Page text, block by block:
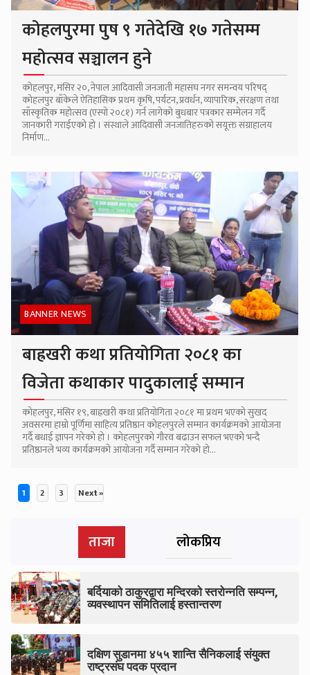
कोहलपुरमा पुष ९ गतेदेखि १७ गतेसम्म
महोत्सव सञ्चालन हुने
कोहलपुर, मंसिर २०, नेपाल आदिवासी जनजाती महासंघ नगर समन्वय परिषद्
कोहलपुर बाँकेले ऐतिहासिक प्रथम कृषि, पर्यटन, प्रवर्धन, व्यापारिक, संरक्षण तथा
साँस्कृतिक महोत्सव (एस्पो २०८१) गर्न लागेको बुधबार पत्रकार सम्मेलन गर्दै
जानकारी गराईएको हो । संस्थाले आदिवासी जनजातिहरुको सयूक्त संग्राहालय
निर्माण...
BANNER NEWS
बाह्रखरी कथा प्रतियोगिता २०८१ का
विजेता कथाकार पादुकालाई सम्मान
कोहलपुर, मंसिर १९, बाह्रखरी कथा प्रतियोगिता २०८१ मा प्रथम भएको सुखद
अवसरमा हाम्रो पूर्णिमा साहित्य प्रतिष्ठान कोहलपुरले सम्मान कार्यक्रमको आयोजना
गर्दै बधाई ज्ञापन गरेको हो । कोहलपुरको गौरव बढाउन सफल भएको भन्दै
प्रतिष्ठानले भव्य कार्यक्रमको आयोजना गर्दै सम्मान गरेको हो...
Posts
pagination
1 2 3 Next »
ताजा लोकप्रिय
बर्दियाको ठाकुरद्वारा मन्दिरको स्तरोन्नति सम्पन्न,
व्यवस्थापन समितिलाई हस्तान्तरण
दक्षिण सुडानमा ४५५ शान्ति सैनिकलाई संयुक्त
राष्ट्रसंघ पदक प्रदान